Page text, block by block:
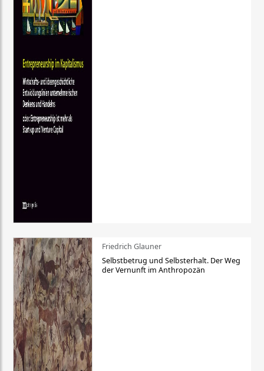
Friedrich Glauner
Selbstbetrug und Selbsterhalt. Der Weg
der Vernunft im Anthropozän